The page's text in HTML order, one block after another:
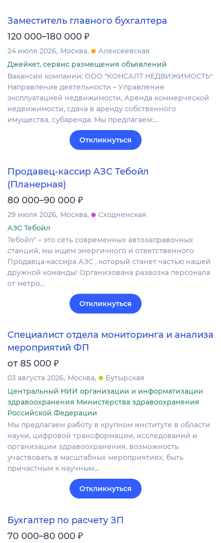
Заместитель главного бухгалтера
120 000–180 000 ₽
24 июля 2026 Москва
Алексеевская
Джейкет, сервис размещения объявлений
Вакансия компании: ООО "КОНСАЛТ НЕДВИЖИМОСТЬ"
Направление деятельности – Управление
эксплуатацией недвижимости, Аренда коммерческой
недвижимости, сдача в аренду собственного
имущества, субаренда. Мы предлагаем:…
Откликнуться
Продавец-кассир АЗС Тебойл
(Планерная)
80 000–90 000 ₽
29 июля 2026 Москва
Сходненская
АЗС Тебойл
Тебойл" – это сеть современных автозаправочных
станций, мы ищем энергичного и ответственного
Продавца-кассира АЗС , который станет частью нашей
дружной команды! Организована развозка персонала
от метро…
Откликнуться
Специалист отдела мониторинга и анализа
мероприятий ФП
от 85 000 ₽
03 августа 2026 Москва
Бутырская
Центральный НИИ организации и информатизации
здравоохранения Министерства здравоохранения
Российской Федерации
Мы предлагаем работу в крупном институте в области
науки, цифровой трансформации, исследований и
организации здравоохранения, возможность
участвовать в масштабных мероприятиях, быть
причастным к научным…
Откликнуться
Бухгалтер по расчету ЗП
70 000–80 000 ₽